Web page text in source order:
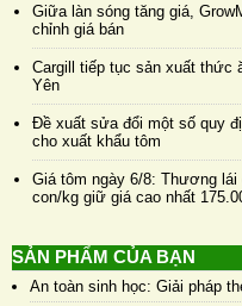
Giữa làn sóng tăng giá,
chỉnh giá bán
Cargill tiếp tục sản xuất thức
Yên
Đề xuất sửa đổi một số quy
cho xuất khẩu tôm
Giá tôm ngày 6/8: Thương
con/kg giữ giá cao nhất
SẢN PHẨM CỦA BẠN
An toàn sinh học: Giải pháp